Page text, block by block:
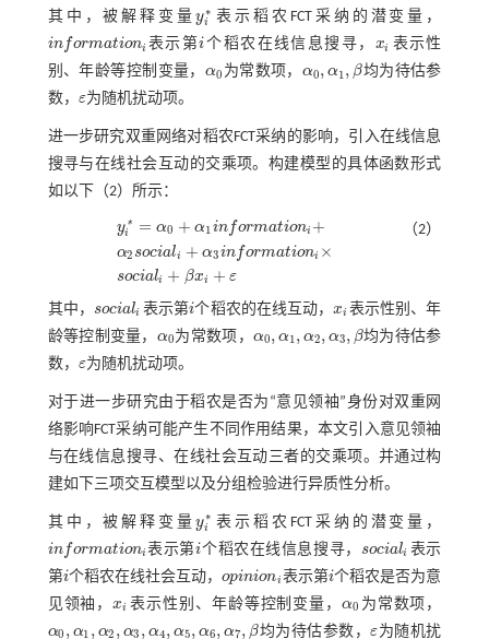
其中，被解释变量y*
i
yi* 表示稻农FCT采纳的潜变量，
informationi
informatoni 表示第i
i 个稻农在线信息搜寻， xi
xi 表示性
别、年龄等控制变量， α0
α0 为常数项， α0, α1, β
α0,α1,β
均为待估参
数， ε
ε为随机扰动项。
进一步研究双重网络对稻农FCT采纳的影响，引入在线信息
搜寻与在线社会互动的交乘项。构建模型的具体函数形式
如以下（2）所示：
y*
i = α0 + α1informationi +
α2sociali + α3informationi ×
sociali + βxi + ε
yi*=α0+α1i nfo rmatoni+α2sociali+α
（2）
其中， sociali
sociali 表示第i
i个稻农的在线互动，xi
xi 表示性别、年
龄等控制变量， α0
α0为常数项， α0, α1, α2, α3, β
α0,α1,α 2,α3,β
均为待估参
数， ε
ε为随机扰动项。
对于进一步研究由于稻农是否为“意见领袖”身份对双重网
络影响FCT采纳可能产生不同作用结果，本文引入意见领袖
与在线信息搜寻、在线社会互动三者的交乘项。并通过构
建如下三项交互模型以及分组检验进行异质性分析。
其中，被解释变量y*
i
yi* 表示稻农FCT采纳的潜变量，
informationi
informatoni 表示第i
i 个稻农在线信息搜寻， sociali
sociali
表示
第i
i个稻农在线社会互动，opinioni
opinioni 表示第i
i个稻农是否为意
见领袖，xi
xi 表示性别、年龄等控制变量，α0
α0 为常数项，
α0 , α1 , α2 , α3 , α4, α5, α6, α7, β
α0 ,α1, α 2,α3,α 4 ,α5, α6,α7,β 均为待估参数，ε
ε为随机扰